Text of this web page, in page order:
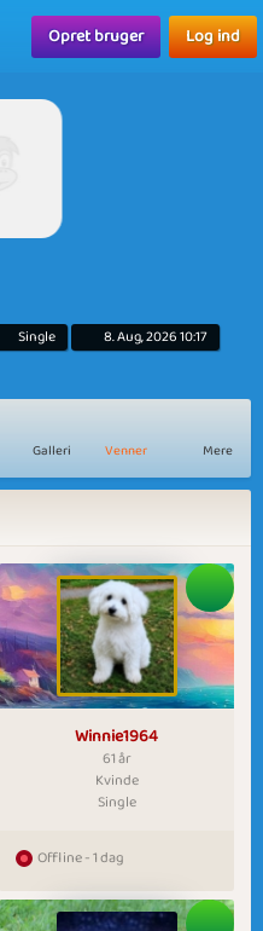
Opret bruger Log ind
Single
8. Aug, 2026 10:17
Galleri Venner Mere
Winnie1964
61 år
Kvinde
Single
Offline - 1 dag